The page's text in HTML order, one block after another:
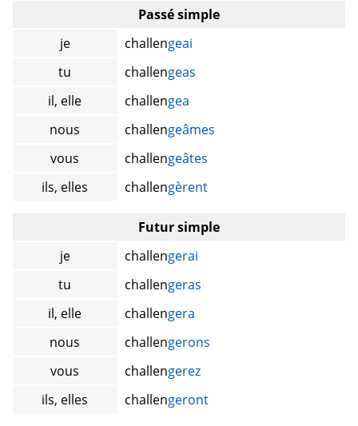
Passé simple
je
challengeai
tu
challengeas
il, elle
challengea
nous
challengeâmes
vous
challengeâtes
ils, elles
challengèrent
Futur simple
je
challengerai
tu
challengeras
il, elle
challengera
nous
challengerons
vous
challengerez
ils, elles
challengeront